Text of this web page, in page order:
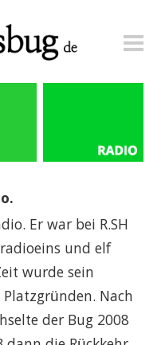
Er war bei R.SH
radioeins und elf
wurde sein
Nach
der Bug 2008